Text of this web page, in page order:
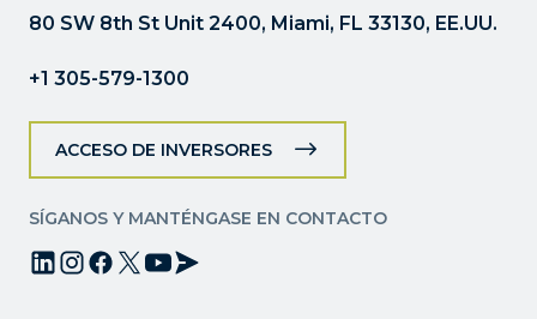
deje
campo
blanco.
80 SW 8th St Unit 2400, Miami, FL 33130, EE.UU.
+1 305-579-1300
ACCESO DE INVERSORES
SÍGANOS Y MANTÉNGASE EN CONTACTO